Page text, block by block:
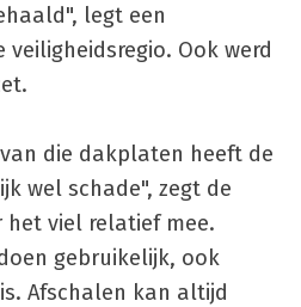
legt een
Ook werd
die dakplaten heeft de
wel schade", zegt de
het viel relatief mee.
gebruikelijk, ook
Afschalen kan altijd